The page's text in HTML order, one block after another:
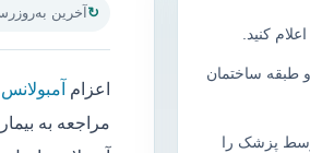
آخرین به‌روزرسانی: ۳۰
اعزام
مراجعه به
کنید.
طبقه ساختمان
پزشک را